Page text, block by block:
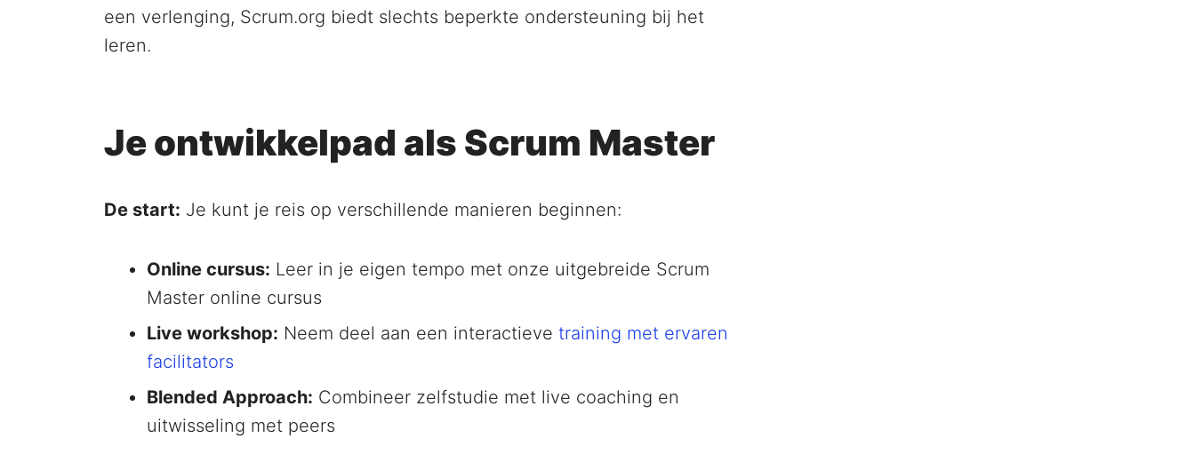
een verlenging, Scrum.org biedt slechts beperkte ondersteuning bij het
leren.
Je ontwikkelpad als Scrum Master
De start: Je kunt je reis op verschillende manieren beginnen:
Online cursus: Leer in je eigen tempo met onze uitgebreide Scrum
Master online cursus
Live workshop: Neem deel aan een interactieve training met ervaren
facilitators
Blended Approach: Combineer zelfstudie met live coaching en
uitwisseling met peers